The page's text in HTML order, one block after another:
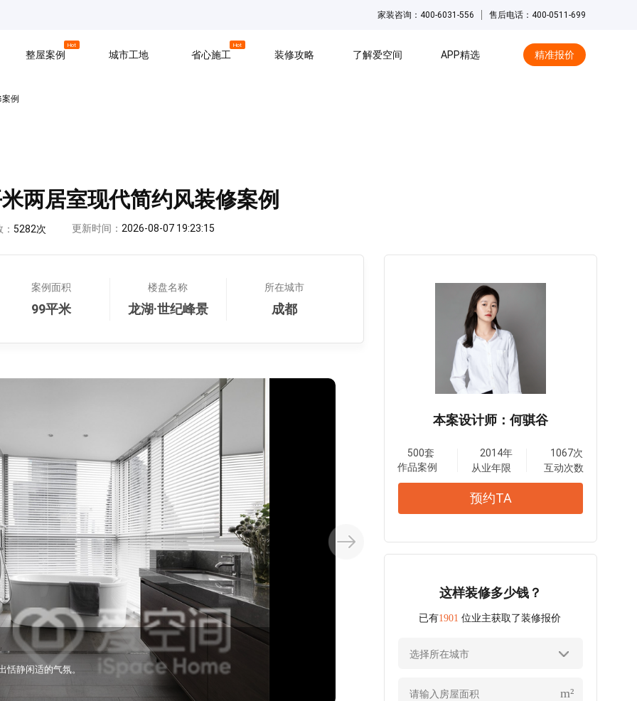
家装咨询：400-6031-556 售后电话：400-0511-699
整屋案例
Hot
城市工地 省心施工
Hot
装修攻略 了解爱空间 APP精选 精准报价
例
两居室现代简约风装修案例
5282次 更新时间： 2026-08-07 19:23:15
案例面积
99平米
楼盘名称
龙湖·世纪峰景
所在城市
成都
静闲适的气氛。
本案设计师：何骐谷
500套
作品案例
2014年
从业年限
1067次
互动次数
预约TA
这样装修多少钱？
已有1901 位业主获取了装修报价
选择所在城市
m²